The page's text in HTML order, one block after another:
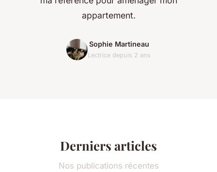
appartement.
Sophie Martineau
Lectrice depuis 2 ans
Derniers articles
Nos publications récentes